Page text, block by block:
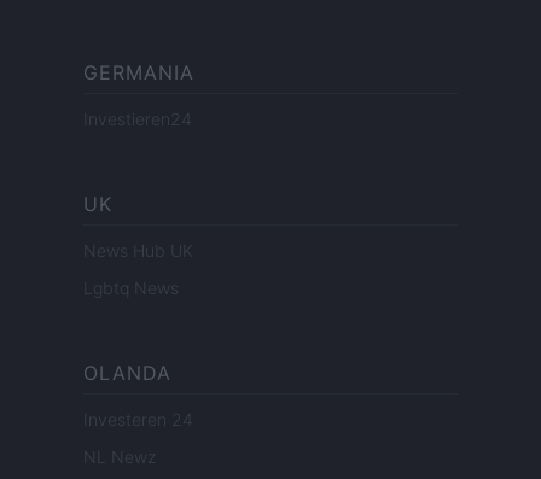
GERMANIA
Investieren24
UK
News Hub UK
Lgbtq News
OLANDA
Investeren 24
NL Newz